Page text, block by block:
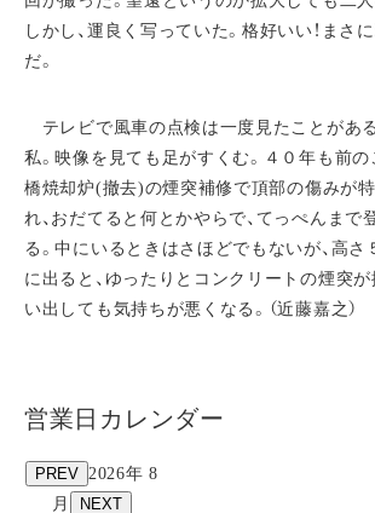
しかし、運良く写っていた。格好いい！まさ
だ。
テレビで風車の点検は一度見たことがあ
私。映像を見ても足がすくむ。４０年も前の
橋焼却炉(撤去)の煙突補修で頂部の傷みが
れ、おだてると何とかやらで、てっぺんまで
る。中にいるときはさほどでもないが、高
に出ると、ゆったりとコンクリートの煙突
い出しても気持ちが悪くなる。（近藤嘉之）
営業日カレンダー
PREV 2026年 8
月
NEXT